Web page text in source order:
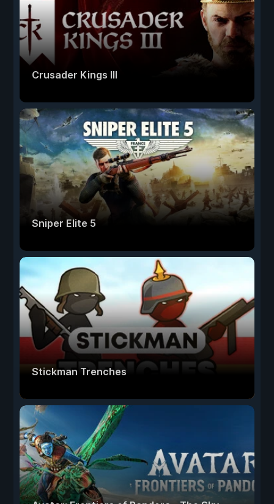
Crusader Kings III
Sniper Elite 5
Stickman Trenches